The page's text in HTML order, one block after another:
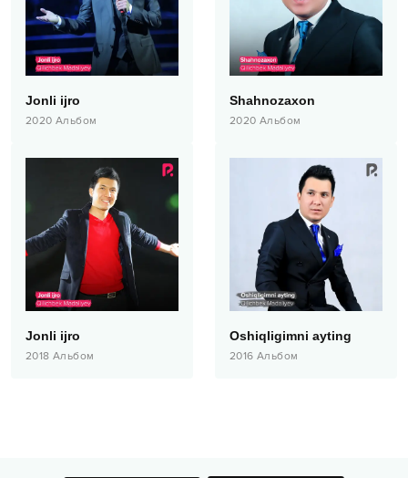
Jonli ijro
2020 Альбом
Shahnozaxon
2020 Альбом
Jonli ijro
2018 Альбом
Oshiqligimni ayting
2016 Альбом